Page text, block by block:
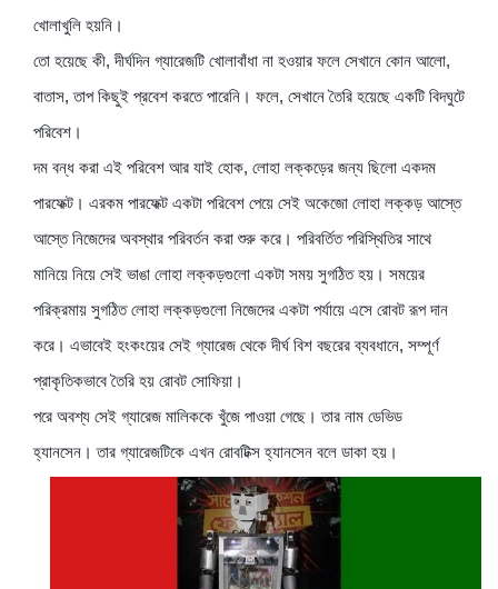
খোলাখুলি হয়নি।
তো হয়েছে কী, দীর্ঘদিন গ্যারেজটি খোলাবাঁধা না হওয়ার ফলে সেখানে কোন আলো,
বাতাস, তাপ কিছুই প্রবেশ করতে পারেনি। ফলে, সেখানে তৈরি হয়েছে একটি বিদঘুটে
পরিবেশ।
দম বন্ধ করা এই পরিবেশ আর যাই হোক, লোহা লক্কড়ের জন্য ছিলো একদম
পারফেক্ট। এরকম পারফেক্ট একটা পরিবেশ পেয়ে সেই অকেজো লোহা লক্কড় আস্তে
আস্তে নিজেদের অবস্থার পরিবর্তন করা শুরু করে। পরিবর্তিত পরিস্থিতির সাথে
মানিয়ে নিয়ে সেই ভাঙা লোহা লক্কড়গুলো একটা সময় সুগঠিত হয়। সময়ের
পরিক্রমায় সুগঠিত লোহা লক্কড়গুলো নিজেদের একটা পর্যায়ে এসে রোবট রূপ দান
করে। এভাবেই হংকংয়ের সেই গ্যারেজ থেকে দীর্ঘ বিশ বছরের ব্যবধানে, সম্পূর্ণ
প্রাকৃতিকভাবে তৈরি হয় রোবট সোফিয়া।
পরে অবশ্য সেই গ্যারেজ মালিককে খুঁজে পাওয়া গেছে। তার নাম ডেভিড
হ্যানসেন। তার গ্যারেজটিকে এখন রোবটিক্স হ্যানসেন বলে ডাকা হয়।